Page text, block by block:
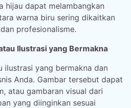
hijau dapat melambangkan
warna biru sering dikaitkan
profesionalisme.
Ilustrasi yang Bermakna
ilustrasi yang bermakna dan
Anda. Gambar tersebut dapat
atau gambaran visual dari
yang diinginkan sesuai